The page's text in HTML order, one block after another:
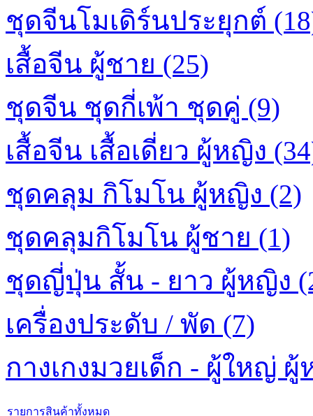
ชุดจีนโมเดิร์นประยุกต์
เสื้อจีน ผู้ชาย (25)
ชุดจีน ชุดกี่เพ้า ชุดคู่ (9)
เสื้อจีน เสื้อเดี่ยว ผู้หญิง
ชุดคลุม กิโมโน ผู้หญิง (2)
ชุดคลุมกิโมโน ผู้ชาย (1)
ชุดญี่ปุ่น สั้น - ยาว ผู้หญิง
เครื่องประดับ / พัด (7)
กางเกงมวยเด็ก - ผู้ใหญ่
รายการสินค้าทั้งหมด